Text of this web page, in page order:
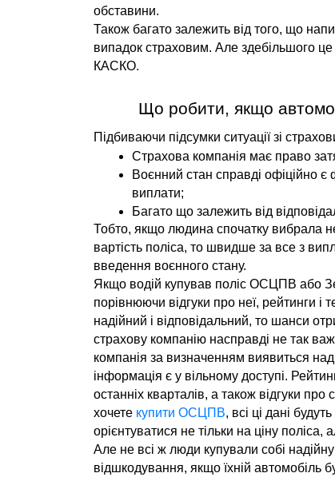
обставини.
Також багато залежить від того, що
випадок страховим. Але здебільшого
КАСКО.
Що робити, якщо
Підбиваючи підсумки ситуації зі
Страхова компанія має право
Воєнний стан справді офіційно
виплати;
Багато що залежить від
Тобто, якщо людина спочатку вибрала
вартість поліса, то швидше за все з
введення воєнного стану.
Якщо водій купував поліс ОСЦПВ або
порівнюючи відгуки про неї, рейтинги
надійний і відповідальний, то шанси
страхову компанію насправді не так
компанія за визначенням виявиться
інформація є у вільному доступі.
останніх кварталів, а також відгуки
хочете купити ОСЦПВ, всі ці дані
орієнтуватися не тільки на ціну
Але не всі ж люди купували собі надійну
відшкодування, якщо їхній